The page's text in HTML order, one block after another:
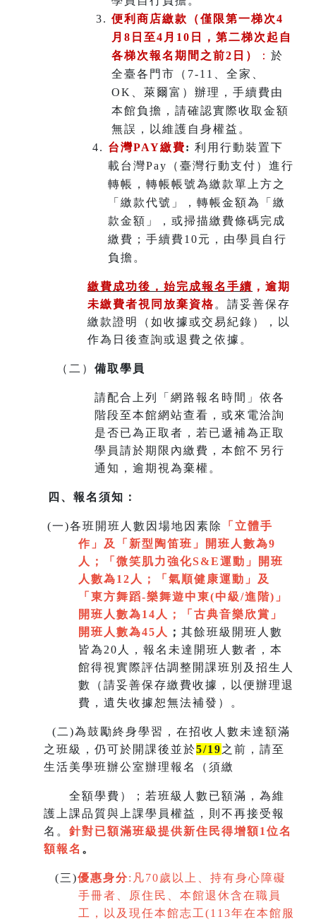
便利商店繳款（僅限第一梯次4
月8日至4月10日，第二梯次起自
各梯次報名期間之前2日）
： 於
全臺各門市（7-11、全家、
OK、萊爾富）辦理 ， 手續費由
本館負擔，請確認實際收取金額
無誤，以維護自身權益。
台灣PAY繳費: 利用行動裝置下
載台灣Pay（臺灣行動支付）進行
轉帳，轉帳帳號為繳款單上方之
「繳款代號」，轉帳金額為「繳
款金額」，或掃描繳費條碼完成
繳費；手續費10元，由學員自行
負擔。
繳費成功後，始完成報名手續 ，逾期
未繳費者視同放棄資格。請妥善保存
繳款證明（如收據或交易紀錄），以
作為日後查詢或退費之依據。
（二） 備取學員
請配合上列「網路報名時間」依各
階段至本館網站查看，或來電洽詢
是否已為正取者，若已遞補為正取
學員請於期限內繳費，本館不另行
通知，逾期視為棄權。
四、報名須知：
(一)各班開班人數因場地因素除
「立體手
作」及「新型陶笛班」開班人數為9
人 ；
「微笑肌力強化S&E運動」開班
人數為12人；「氣順健康運動」及
「 東方舞蹈-樂舞遊中東(中級/進階)」
開班人數為14人 ； 「 古典音樂欣賞 」
開班人數為45人 ； 其餘班級開班人數
皆為20人，報名未達開班人數者，本
館得視實際評估調整開課班別及招生人
數（請妥善保存繳費收據，以便辦理退
費，遺失收據恕無法補發）。
(二)為鼓勵終身學習，在招收人數未達額滿
之班級，仍可於開課後並於5/19之前，請至
生活美學班辦公室辦理報名（須繳
全額學費）；若班級人數已額滿，為維
護上課品質與上課學員權益，則不再接受報
名。 針對已額滿班級提供新住民得增額 1位名
額報名 。
(三)優惠身分: 凡70歲以上、持有身心障礙
手冊者、原住民、本館退休含在職員
工，以及現任本館志工(113年在本館服